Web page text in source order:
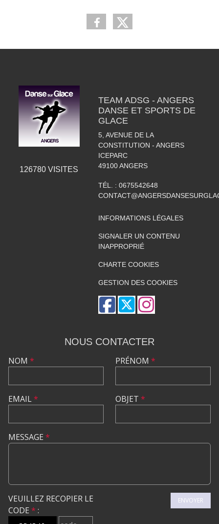
126780 VISITES
TEAM ADSG - ANGERS
DANSE ET SPORTS DE
GLACE
5, AVENUE DE LA
CONSTITUTION - ANGERS
ICEPARC
49100 ANGERS
TÉL. : 0675542648
INFORMATIONS LÉGALES
SIGNALER UN CONTENU
INAPPROPRIÉ
CHARTE COOKIES
GESTION DES COOKIES
NOUS CONTACTER
NOM *
EMAIL*
PRÉNOM *
OBJET *
MESSAGE *
VEUILLEZ RECOPIER LE
CODE * :
ENVOYER